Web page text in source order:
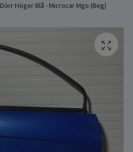
Dörr Höger Blå - Microcar Mgo (Beg)